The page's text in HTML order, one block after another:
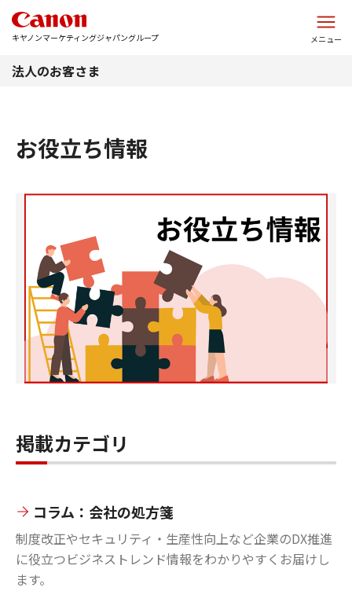
キヤノンマーケティングジャパングループ メニュー
法人のお客さま
お役立ち情報
掲載カテゴリ
コラム：会社の処方箋
制度改正やセキュリティ・生産性向上など企業のDX推進
に役立つビジネストレンド情報をわかりやすくお届けし
ます。